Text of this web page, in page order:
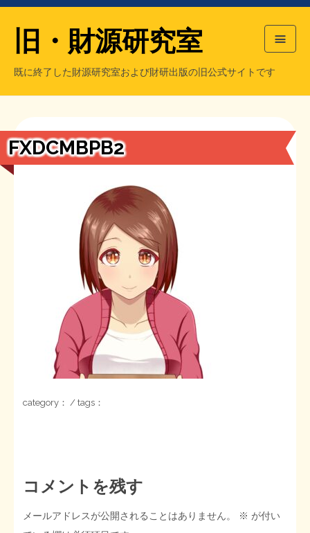
【国の、本当の】財源チラシ／旧・財源研究室
シン財源はあなたです／合同誌／旧・サブカル分室
日本経済を解説するヤンキー／MIHANAマンガ／旧・財研出版
もっと知りたい方へ
マネクリ戦士 RED & BLACK
MMTの学習資料
STOPインボイス作品集
たかの経世済民イラスト集
用語集
旧・財源研究室
既に終了した財源研究室および財研出版の旧公式サイトです
旧・財源研究室について
旧・財研出版について
FXDCMBPB2
category： / tags：
コメントを残す
メールアドレスが公開されることはありません。 ※ が付い